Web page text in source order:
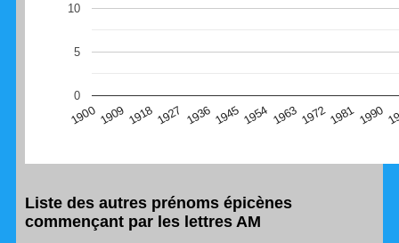
1900 1909 1918 1927 1936 1945 1954 1963 19721981 1990
0
5
10
navigateur Safari en ce moment)
Liste des autres prénoms épicènes
commençant par les lettres AM